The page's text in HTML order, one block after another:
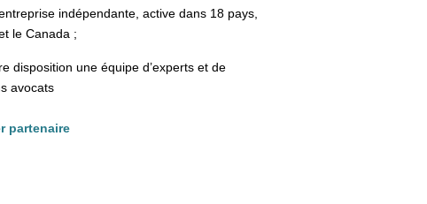
indépendante, active dans 18 pays,
le Canada ;
disposition une équipe d’experts et de
avocats
partenaire